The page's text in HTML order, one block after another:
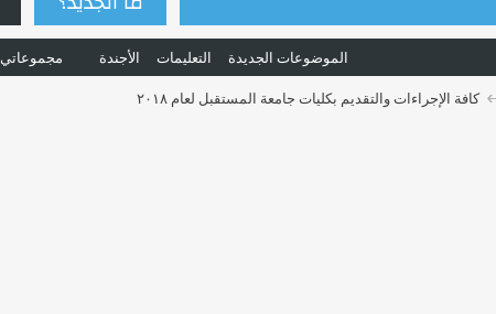
الموضوعات الجديدة التعليمات الأجندة مجموعاتي
كافة الإجراءات والتقديم بكليات جامعة المستقبل لعام ٢٠١٨